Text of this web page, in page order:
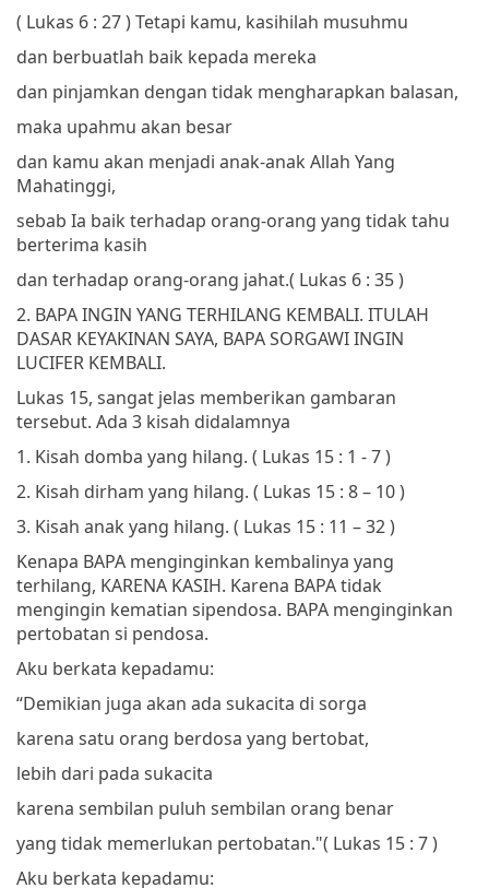
( Lukas 6 : 27 )Tetapi kamu, kasihilah musuhmu
dan berbuatlah baik kepada mereka
dan pinjamkan dengan tidak mengharapkan balasan,
maka upahmu akan besar
dan kamu akan menjadi anak-anak Allah Yang
Mahatinggi,
sebab Ia baik terhadap orang-orang yang tidak tahu
berterima kasih
dan terhadap orang-orang jahat.( Lukas 6 : 35 )
2. BAPA INGIN YANG TERHILANG KEMBALI. ITULAH
DASAR KEYAKINAN SAYA, BAPA SORGAWI INGIN
LUCIFER KEMBALI.
Lukas 15, sangat jelas memberikan gambaran
tersebut. Ada 3 kisah didalamnya
1. Kisah domba yang hilang. ( Lukas 15 : 1 - 7 )
2. Kisah dirham yang hilang. ( Lukas 15 : 8 – 10 )
3. Kisah anak yang hilang. ( Lukas 15 : 11 – 32 )
Kenapa BAPA menginginkan kembalinya yang
terhilang, KARENA KASIH. Karena BAPA tidak
mengingin kematian sipendosa. BAPA menginginkan
pertobatan si pendosa.
Aku berkata kepadamu:
“Demikian juga akan ada sukacita di sorga
karena satu orang berdosa yang bertobat,
lebih dari pada sukacita
karena sembilan puluh sembilan orang benar
yang tidak memerlukan pertobatan."( Lukas 15 : 7 )
Aku berkata kepadamu: